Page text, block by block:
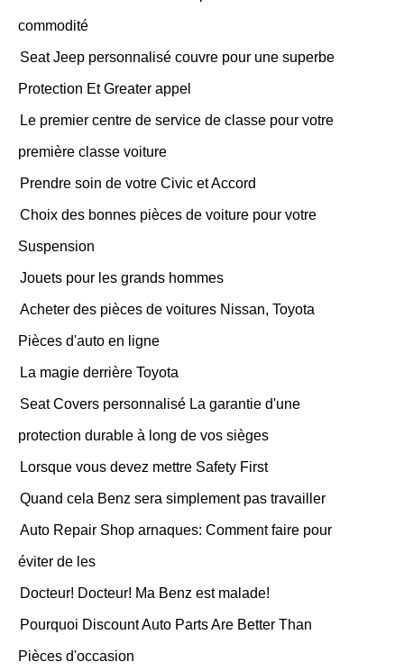
commodité
Seat Jeep personnalisé couvre pour une superbe
Protection Et Greater appel
Le premier centre de service de classe pour votre
première classe voiture
Prendre soin de votre Civic et Accord
Choix des bonnes pièces de voiture pour votre
Suspension
Jouets pour les grands hommes
Acheter des pièces de voitures Nissan, Toyota
Pièces d'auto en ligne
La magie derrière Toyota
Seat Covers personnalisé La garantie d'une
protection durable à long de vos sièges
Lorsque vous devez mettre Safety First
Quand cela Benz sera simplement pas travailler
Auto Repair Shop arnaques: Comment faire pour
éviter de les
Docteur! Docteur! Ma Benz est malade!
Pourquoi Discount Auto Parts Are Better Than
Pièces d'occasion